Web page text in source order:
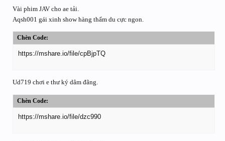
Vài phim JAV cho ae tải.
Aqsh001 gái xinh show hàng thẩm du cực ngon.
Chèn Code:
https://mshare.io/file/cpBjpTQ
Ud719 chơi e thư ký dâm đãng.
Chèn Code:
https://mshare.io/file/dzc990